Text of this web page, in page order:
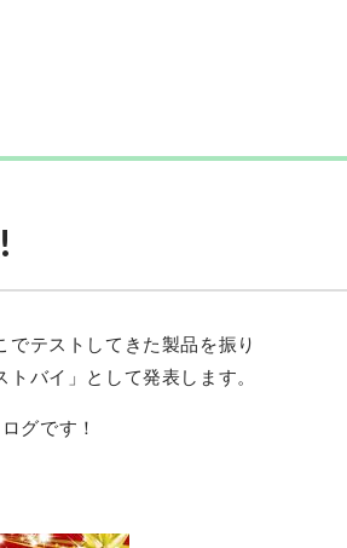
テストしてきた製品を振り
バイ」として発表します。
グです！